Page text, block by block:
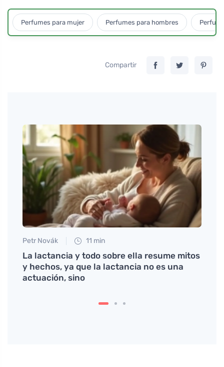
Perfumes para mujer Perfumes para hombres
Compartir
Petr Novák 11 min
La lactancia y todo sobre ella resume mitos
y hechos, ya que la lactancia no es una
actuación, sino